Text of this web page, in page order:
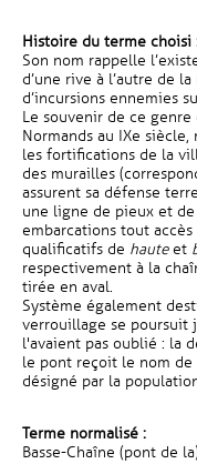
Histoire du terme choisi
Son nom rappelle
d’une rive à l’autre de
d’incursions ennemies
Le souvenir de ce
Normands au IXe
les fortifications de la
des murailles
assurent sa défense
une ligne de pieux et
embarcations tout
qualificatifs de hauteet
respectivement à la
tirée en aval.
Système également
verrouillage se poursuit
l'avaient pas oublié : la
le pont reçoit le nom de
désigné par la
Terme normalisé :
Basse-Chaîne (pont de